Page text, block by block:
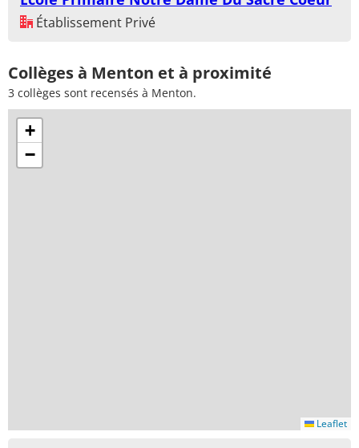
Établissement Privé
Collèges à Menton et à proximité
3 collèges sont recensés à Menton.
+
−
Leaflet